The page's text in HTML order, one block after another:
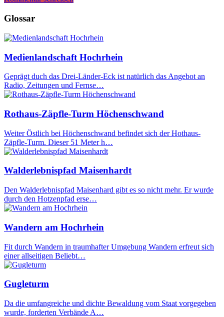
Glossar
Medienlandschaft Hochrhein
Geprägt duch das Drei-Länder-Eck ist natürlich das Angebot an
Radio, Zeitungen und Fernse…
Rothaus-Zäpfle-Turm Höchenschwand
Weiter Östlich bei Höchenschwand befindet sich der Hothaus-
Zäpfle-Turm. Dieser 51 Meter h…
Walderlebnispfad Maisenhardt
Den Walderlebnispfad Maisenhard gibt es so nicht mehr. Er wurde
durch den Hotzenpfad erse…
Wandern am Hochrhein
Fit durch Wandern in traumhafter Umgebung Wandern erfreut sich
einer allseitigen Beliebt…
Gugleturm
Da die umfangreiche und dichte Bewaldung vom Staat vorgegeben
wurde, forderten Verbände A…